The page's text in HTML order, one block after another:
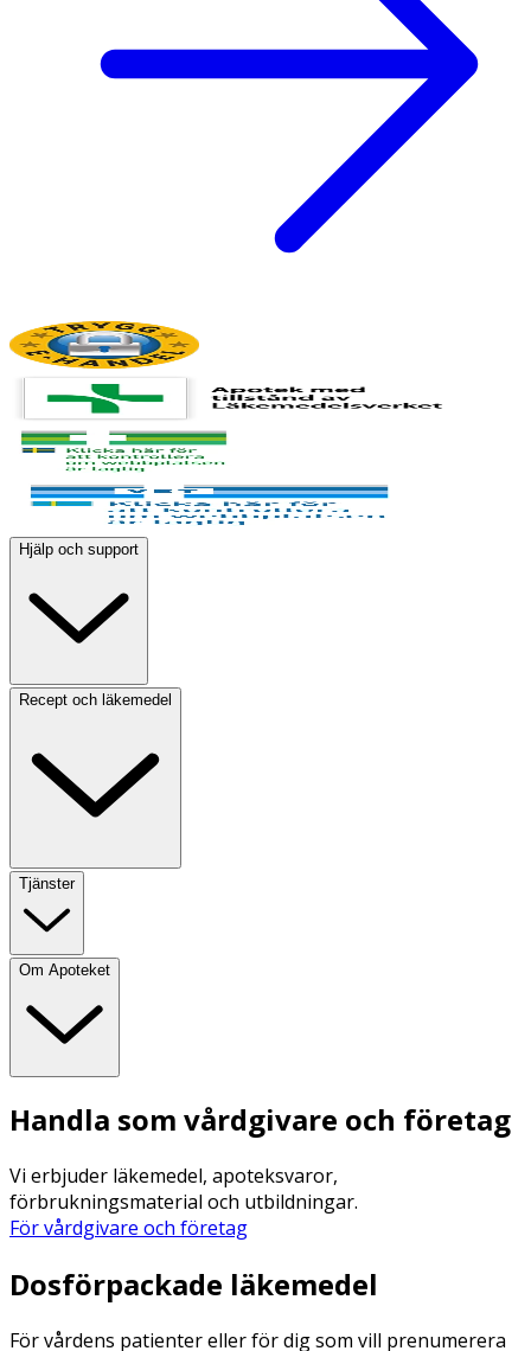
Hjälp och support
Recept och läkemedel
Tjänster
Om Apoteket
Handla som vårdgivare och företag
Vi erbjuder läkemedel, apoteksvaror,
förbrukningsmaterial och utbildningar.
För vårdgivare och företag
Dosförpackade läkemedel
För vårdens patienter eller för dig som vill prenumerera